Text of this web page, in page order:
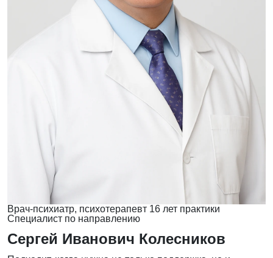
Врач-психиатр, психотерапевт 16 лет практики
Специалист по направлению
Сергей Иванович Колесников